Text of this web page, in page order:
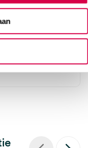
(6×12)